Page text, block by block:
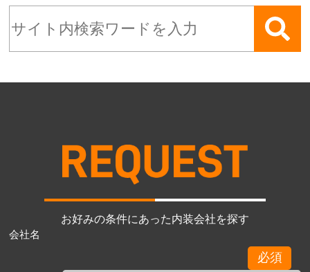
お好みの条件にあった内装会社を探す
会社名
必須